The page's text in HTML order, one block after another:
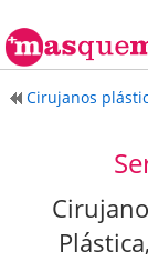
Cirujanos